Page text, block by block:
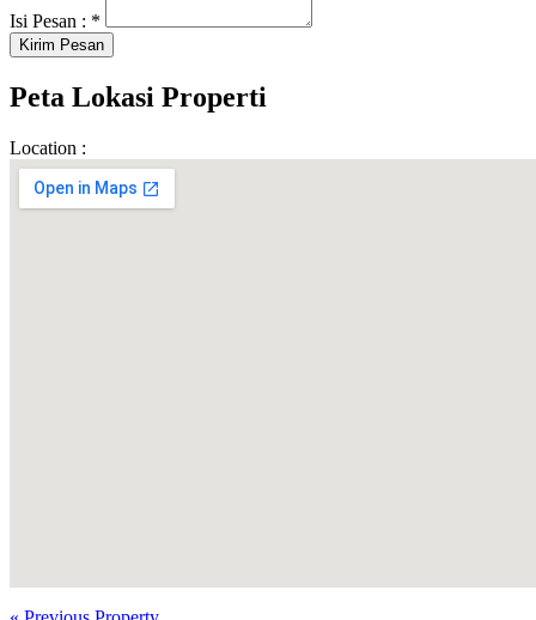
Isi Pesan : *
Peta Lokasi Properti
Location :